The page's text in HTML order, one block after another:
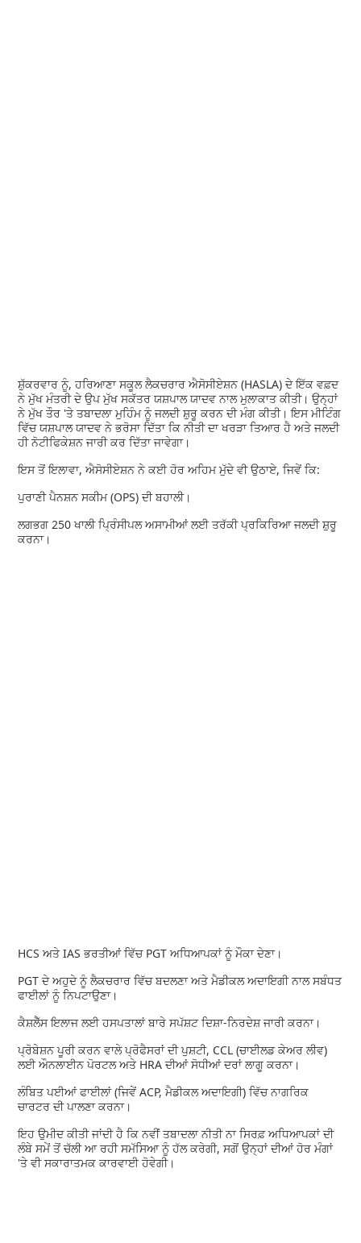
ਸ਼ੁੱਕਰਵਾਰ ਨੂੰ, ਹਰਿਆਣਾ ਸਕੂਲ ਲੈਕਚਰਾਰ ਐਸੋਸੀਏਸ਼ਨ (HASLA) ਦੇ ਇੱਕ ਵਫ਼ਦ
ਨੇ ਮੁੱਖ ਮੰਤਰੀ ਦੇ ਉਪ ਮੁੱਖ ਸਕੱਤਰ ਯਸ਼ਪਾਲ ਯਾਦਵ ਨਾਲ ਮੁਲਾਕਾਤ ਕੀਤੀ। ਉਨ੍ਹਾਂ
ਨੇ ਮੁੱਖ ਤੌਰ 'ਤੇ ਤਬਾਦਲਾ ਮੁਹਿੰਮ ਨੂੰ ਜਲਦੀ ਸ਼ੁਰੂ ਕਰਨ ਦੀ ਮੰਗ ਕੀਤੀ। ਇਸ ਮੀਟਿੰਗ
ਵਿੱਚ ਯਸ਼ਪਾਲ ਯਾਦਵ ਨੇ ਭਰੋਸਾ ਦਿੱਤਾ ਕਿ ਨੀਤੀ ਦਾ ਖਰੜਾ ਤਿਆਰ ਹੈ ਅਤੇ ਜਲਦੀ
ਹੀ ਨੋਟੀਫਿਕੇਸ਼ਨ ਜਾਰੀ ਕਰ ਦਿੱਤਾ ਜਾਵੇਗਾ।
ਇਸ ਤੋਂ ਇਲਾਵਾ, ਐਸੋਸੀਏਸ਼ਨ ਨੇ ਕਈ ਹੋਰ ਅਹਿਮ ਮੁੱਦੇ ਵੀ ਉਠਾਏ, ਜਿਵੇਂ ਕਿ:
ਪੁਰਾਣੀ ਪੈਨਸ਼ਨ ਸਕੀਮ (OPS) ਦੀ ਬਹਾਲੀ।
ਲਗਭਗ 250 ਖਾਲੀ ਪ੍ਰਿੰਸੀਪਲ ਅਸਾਮੀਆਂ ਲਈ ਤਰੱਕੀ ਪ੍ਰਕਿਰਿਆ ਜਲਦੀ ਸ਼ੁਰੂ
ਕਰਨਾ।
HCS ਅਤੇ IAS ਭਰਤੀਆਂ ਵਿੱਚ PGT ਅਧਿਆਪਕਾਂ ਨੂੰ ਮੌਕਾ ਦੇਣਾ।
PGT ਦੇ ਅਹੁਦੇ ਨੂੰ ਲੈਕਚਰਾਰ ਵਿੱਚ ਬਦਲਣਾ ਅਤੇ ਮੈਡੀਕਲ ਅਦਾਇਗੀ ਨਾਲ ਸਬੰਧਤ
ਫਾਈਲਾਂ ਨੂੰ ਨਿਪਟਾਉਣਾ।
ਕੈਸ਼ਲੈੱਸ ਇਲਾਜ ਲਈ ਹਸਪਤਾਲਾਂ ਬਾਰੇ ਸਪੱਸ਼ਟ ਦਿਸ਼ਾ-ਨਿਰਦੇਸ਼ ਜਾਰੀ ਕਰਨਾ।
ਪ੍ਰੋਬੇਸ਼ਨ ਪੂਰੀ ਕਰਨ ਵਾਲੇ ਪ੍ਰੋਫੈਸਰਾਂ ਦੀ ਪੁਸ਼ਟੀ, CCL (ਚਾਈਲਡ ਕੇਅਰ ਲੀਵ)
ਲਈ ਔਨਲਾਈਨ ਪੋਰਟਲ ਅਤੇ HRA ਦੀਆਂ ਸੋਧੀਆਂ ਦਰਾਂ ਲਾਗੂ ਕਰਨਾ।
ਲੰਬਿਤ ਪਈਆਂ ਫਾਈਲਾਂ (ਜਿਵੇਂ ACP, ਮੈਡੀਕਲ ਅਦਾਇਗੀ) ਵਿੱਚ ਨਾਗਰਿਕ
ਚਾਰਟਰ ਦੀ ਪਾਲਣਾ ਕਰਨਾ।
ਇਹ ਉਮੀਦ ਕੀਤੀ ਜਾਂਦੀ ਹੈ ਕਿ ਨਵੀਂ ਤਬਾਦਲਾ ਨੀਤੀ ਨਾ ਸਿਰਫ਼ ਅਧਿਆਪਕਾਂ ਦੀ
ਲੰਬੇ ਸਮੇਂ ਤੋਂ ਚੱਲੀ ਆ ਰਹੀ ਸਮੱਸਿਆ ਨੂੰ ਹੱਲ ਕਰੇਗੀ, ਸਗੋਂ ਉਨ੍ਹਾਂ ਦੀਆਂ ਹੋਰ ਮੰਗਾਂ
'ਤੇ ਵੀ ਸਕਾਰਾਤਮਕ ਕਾਰਵਾਈ ਹੋਵੇਗੀ।